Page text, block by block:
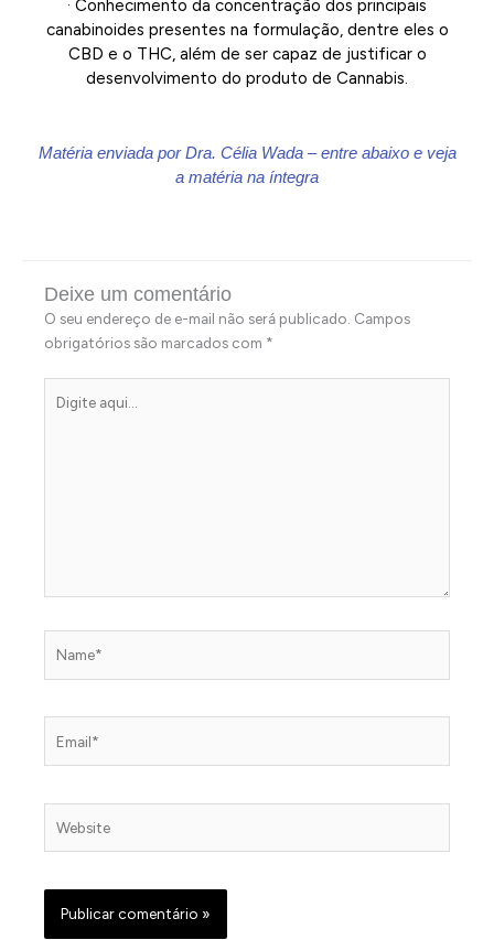
· Conhecimento da concentração dos principais
canabinoides presentes na formulação, dentre eles o
CBD e o THC, além de ser capaz de justificar o
desenvolvimento do produto de Cannabis.
Matéria enviada por Dra. Célia Wada – entre abaixo e veja
a matéria na íntegra
Deixe um comentário
O seu endereço de e-mail não será publicado. Campos
obrigatórios são marcados com *
aqui...